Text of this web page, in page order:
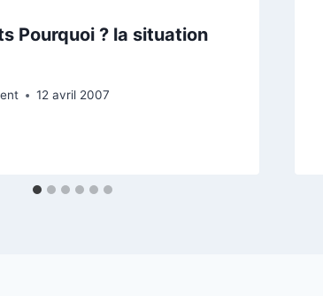
Pourquoi ? la situation
12 avril 2007